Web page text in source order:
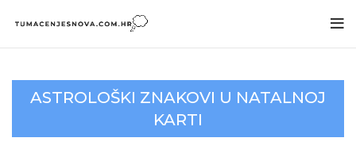
ASTROLOŠKI ZNAKOVI U NATALNOJ
KARTI